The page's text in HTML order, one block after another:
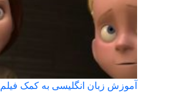
آموزش زبان انگلیسی به کمک فیلم